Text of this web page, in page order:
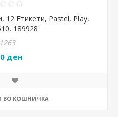
12 Етикети, Pastel, Play,
189928
ден
ВО КОШНИЧКА